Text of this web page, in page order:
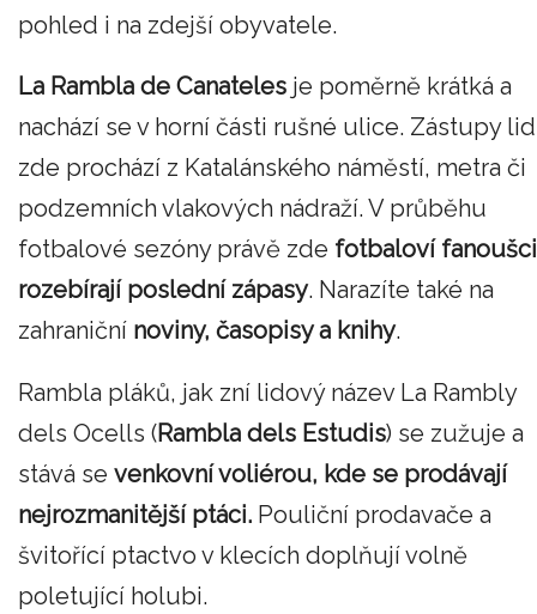
pohled i na zdejší obyvatele.
La Rambla de Canateles je poměrně krátká a
nachází se v horní části rušné ulice. Zástupy
zde prochází z Katalánského náměstí, metra či
podzemních vlakových nádraží. V průběhu
fotbalové sezóny právě zde fotbaloví fanoušci
rozebírají poslední zápasy. Narazíte také na
zahraniční noviny, časopisy a knihy.
Rambla pláků, jak zní lidový název La Rambly
dels Ocells (Rambla dels Estudis) se zužuje a
stává se venkovní voliérou, kde se prodávají
nejrozmanitější ptáci. Pouliční prodavače a
švitořící ptactvo v klecích doplňují volně
poletující holubi.